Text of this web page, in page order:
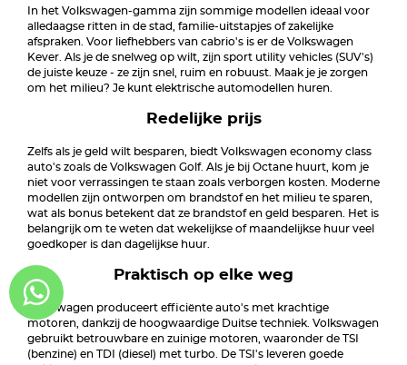
In het Volkswagen-gamma zijn sommige modellen ideaal voor
alledaagse ritten in de stad, familie-uitstapjes of zakelijke
afspraken. Voor liefhebbers van cabrio's is er de Volkswagen
Kever. Als je de snelweg op wilt, zijn sport utility vehicles (SUV's)
de juiste keuze - ze zijn snel, ruim en robuust. Maak je je zorgen
om het milieu? Je kunt elektrische automodellen huren.
Redelijke prijs
Zelfs als je geld wilt besparen, biedt Volkswagen economy class
auto's zoals de Volkswagen Golf. Als je bij Octane huurt, kom je
niet voor verrassingen te staan zoals verborgen kosten. Moderne
modellen zijn ontworpen om brandstof en het milieu te sparen,
wat als bonus betekent dat ze brandstof en geld besparen. Het is
belangrijk om te weten dat wekelijkse of maandelijkse huur veel
goedkoper is dan dagelijkse huur.
Praktisch op elke weg
Volkswagen produceert efficiënte auto's met krachtige
motoren, dankzij de hoogwaardige Duitse techniek. Volkswagen
gebruikt betrouwbare en zuinige motoren, waaronder de TSI
(benzine) en TDI (diesel) met turbo. De TSI's leveren goede